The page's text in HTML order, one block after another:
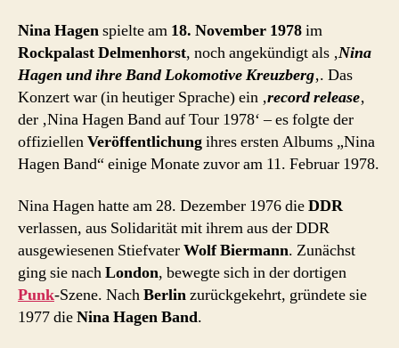
Nina Hagenspielte am 18. November 1978im
Rockpalast Delmenhorst, noch angekündigt als ‚Nina
Hagen und ihre Band Lokomotive Kreuzberg‚. Das
Konzert war (in heutiger Sprache) ein ‚record release‚
der ‚Nina Hagen Band auf Tour 1978‘ – es folgte der
offiziellenVeröffentlichungihres ersten Albums „Nina
Hagen Band“ einige Monate zuvor am 11. Februar 1978.
Nina Hagen hatte am 28. Dezember 1976 dieDDR
verlassen, aus Solidarität mit ihrem aus der DDR
ausgewiesenen StiefvaterWolf Biermann. Zunächst
ging sie nachLondon, bewegte sich in der dortigen
Punk-Szene. NachBerlinzurückgekehrt, gründete sie
1977 dieNina Hagen Band.